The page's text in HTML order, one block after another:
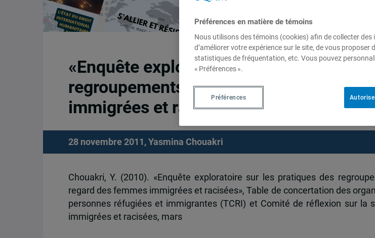
«Enquête exploratoire sur les pratiques
regroupements féministes en regard
immigrées et racisées»
28 novembre 2011, Yasmina Chouakri
Chouakri, Y. (2010). «Enquête exploratoire sur les pratiques des
regard des femmes immigrées et racisées», Table de concertation des
personnes réfugiées et immigrantes (TCRI) et Comité de réflexion sur la
immigrées et racisées, mars
Préférences en matière de témoins
Nous utilisons des témoins (cookies) afin de collecter
d’améliorer votre expérience sur le site, de vous proposer
statistiques de fréquentation, etc. Vous pouvez
« Préférences ».
Préférences